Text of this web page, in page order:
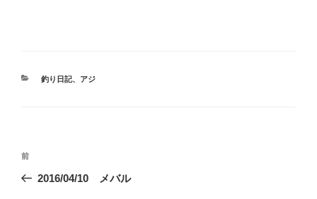
カ
釣り日記、 アジ
投
前
の
前
2016/04/10 メバル